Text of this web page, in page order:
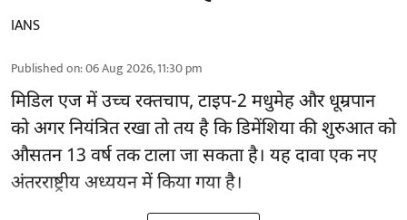
IANS
Published on:06 Aug 2026, 11:30 pm
मिडिल एज में उच्च रक्तचाप, टाइप-2 मधुमेह और धूम्रपान
को अगर नियंत्रित रखा तो तय है कि डिमेंशिया की शुरुआत को
औसतन 13 वर्ष तक टाला जा सकता है। यह दावा एक नए
अंतरराष्ट्रीयअध्ययनमें किया गया है।